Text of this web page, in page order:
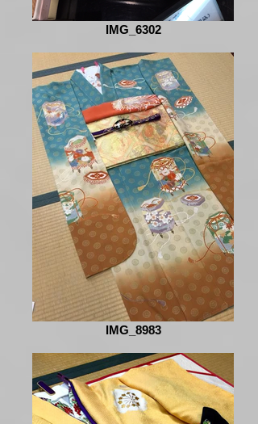
IMG_6302
IMG_8983